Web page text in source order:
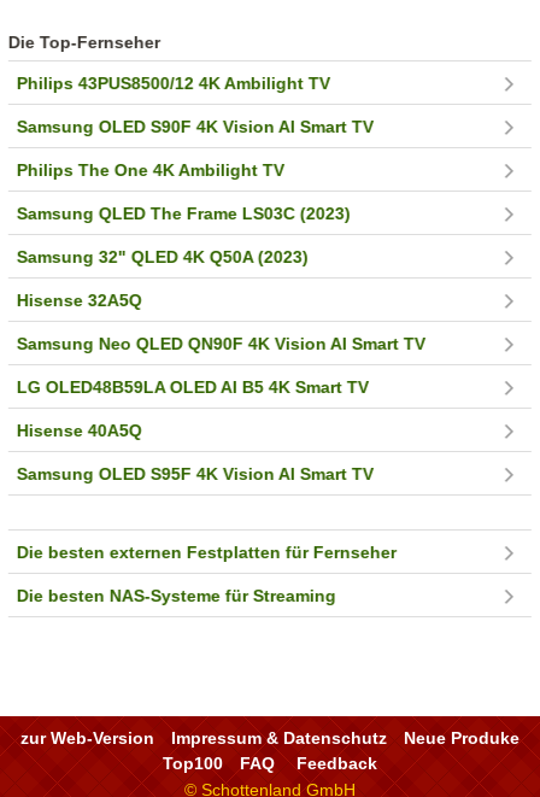
Die Top-Fernseher
Philips 43PUS8500/12 4K Ambilight TV
Samsung OLED S90F 4K Vision AI Smart TV
Philips The One 4K Ambilight TV
Samsung QLED The Frame LS03C (2023)
Samsung 32" QLED 4K Q50A (2023)
Hisense 32A5Q
Samsung Neo QLED QN90F 4K Vision AI Smart TV
LG OLED48B59LA OLED AI B5 4K Smart TV
Hisense 40A5Q
Samsung OLED S95F 4K Vision AI Smart TV
Die besten externen Festplatten für Fernseher
Die besten NAS-Systeme für Streaming
zur Web-Version Impressum & Datenschutz
Neue Produke
Top100
FAQ
Feedback
© Schottenland GmbH